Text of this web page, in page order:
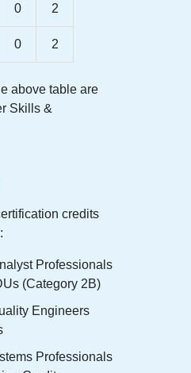
0 2
0 2
above table are
Skills &
credits
Professionals
(Category 2B)
Engineers
Professionals